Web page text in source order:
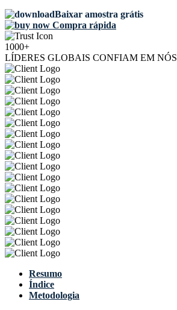
Baixar amostra grátis
Compra rápida
1000+
LÍDERES GLOBAIS CONFIAM EM NÓS
Resumo
Índice
Metodologia